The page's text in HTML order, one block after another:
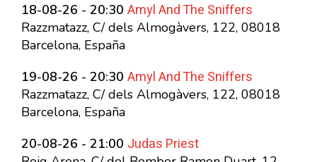
18-08-26 - 20:30 Amyl And The Sniffers
Razzmatazz, C/ dels Almogàvers, 122, 08018
Barcelona, España
19-08-26 - 20:30 Amyl And The Sniffers
Razzmatazz, C/ dels Almogàvers, 122, 08018
Barcelona, España
20-08-26 - 21:00 Judas Priest